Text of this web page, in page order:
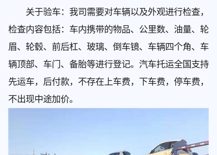
关于验车：我司需要对车辆以及外观进行检查，
检查内容包括：车内携带的物品、公里数、油量、轮
眉、轮毂、前后杠、玻璃、倒车镜、车辆四个角、车
辆顶部、车门、备胎等进行登记。汽车托运全国支持
先运车，后付款，不存在上车费，下车费，停车费，
不出现中途加价。